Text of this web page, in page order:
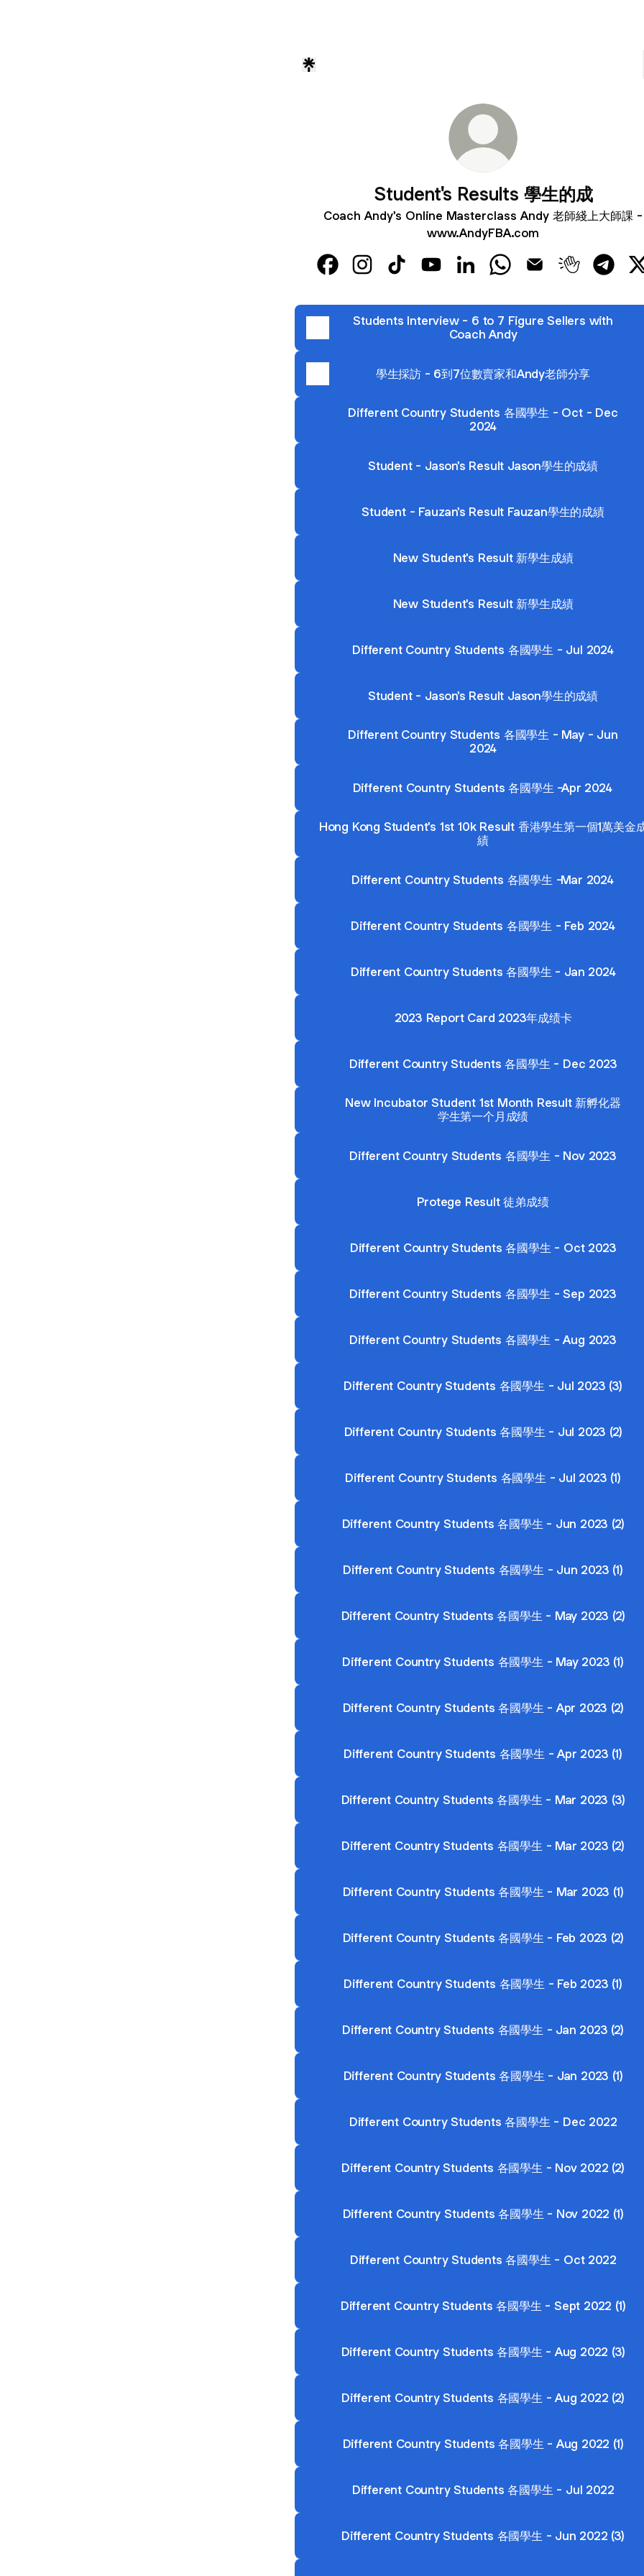
Student's Results 學生的成
Coach Andy's Online Masterclass Andy 老師綫上大師課 -
www.AndyFBA.com
Students Interview - 6 to 7 Figure Sellers with
Coach Andy
學生採訪 - 6到7位數賣家和Andy老師分享
Different Country Students 各國學生 - Oct - Dec
2024
Student - Jason's Result Jason學生的成績
Student - Fauzan's Result Fauzan學生的成績
New Student's Result 新學生成績
New Student's Result 新學生成績
Different Country Students 各國學生 - Jul 2024
Student - Jason's Result Jason學生的成績
Different Country Students 各國學生 - May - Jun
2024
Different Country Students 各國學生 -Apr 2024
Hong Kong Student's 1st 10k Result 香港學生第一個1萬美金
績
Different Country Students 各國學生 -Mar 2024
Different Country Students 各國學生 - Feb 2024
Different Country Students 各國學生 - Jan 2024
2023 Report Card 2023年成绩卡
Different Country Students 各國學生 - Dec 2023
New Incubator Student 1st Month Result 新孵化器
学生第一个月成绩
Different Country Students 各國學生 - Nov 2023
Protege Result 徒弟成绩
Different Country Students 各國學生 - Oct 2023
Different Country Students 各國學生 - Sep 2023
Different Country Students 各國學生 - Aug 2023
Different Country Students 各國學生 - Jul 2023 (3)
Different Country Students 各國學生 - Jul 2023 (2)
Different Country Students 各國學生 - Jul 2023 (1)
Different Country Students 各國學生 - Jun 2023 (2)
Different Country Students 各國學生 - Jun 2023 (1)
Different Country Students 各國學生 - May 2023 (2)
Different Country Students 各國學生 - May 2023 (1)
Different Country Students 各國學生 - Apr 2023 (2)
Different Country Students 各國學生 - Apr 2023 (1)
Different Country Students 各國學生 - Mar 2023 (3)
Different Country Students 各國學生 - Mar 2023 (2)
Different Country Students 各國學生 - Mar 2023 (1)
Different Country Students 各國學生 - Feb 2023 (2)
Different Country Students 各國學生 - Feb 2023 (1)
Different Country Students 各國學生 - Jan 2023 (2)
Different Country Students 各國學生 - Jan 2023 (1)
Different Country Students 各國學生 - Dec 2022
Different Country Students 各國學生 - Nov 2022 (2)
Different Country Students 各國學生 - Nov 2022 (1)
Different Country Students 各國學生 - Oct 2022
Different Country Students 各國學生 - Sept 2022 (1)
Different Country Students 各國學生 - Aug 2022 (3)
Different Country Students 各國學生 - Aug 2022 (2)
Different Country Students 各國學生 - Aug 2022 (1)
Different Country Students 各國學生 - Jul 2022
Different Country Students 各國學生 - Jun 2022 (3)